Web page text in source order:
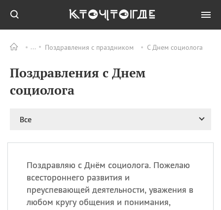
Поздравления с праздником С Днем социолога
Поздравления с Днем
социолога
Все
Поздравляю с Днём социолога. Пожелаю
всестороннего развития и
преуспевающей деятельности, уважения в
любом кругу общения и понимания,
ПРАЗДНИКИ Все
08.08 День «Счастье
великомученика
покровителя всех
врачей и целителя
09.08 День книголюбов (Book